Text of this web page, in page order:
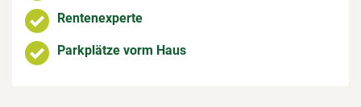
Rentenexperte
Parkplätze vorm Haus